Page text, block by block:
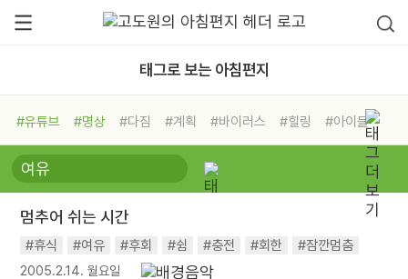
태그로 보는 아침편지
#유튜브 #명상 #다짐 #계획 #바이러스 #힐링
#아이들
#비전캠프
#독서캠프 #삶
#희망
#나눔 #친구 #링컨학교
#독서
#건강 #면역력
멈추어 쉬는 시간
#휴식 #여유 #후회 #쉼 #충전 #회한 #잠깐멈춤
2005.2.14. 월요일